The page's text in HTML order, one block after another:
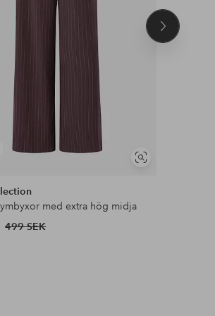
Visa
med extra hög midja
499 SEK
Nästa